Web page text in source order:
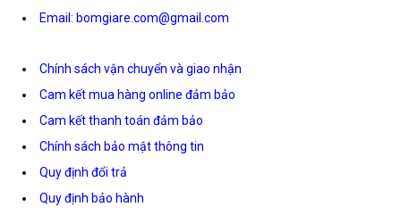
Email: bomgiare.com@gmail.com
Chính sách vận chuyển và giao nhận
Cam kết mua hàng online đảm bảo
Cam kết thanh toán đảm bảo
Chính sách bảo mật thông tin
Quy định đổi trả
Quy định bảo hành